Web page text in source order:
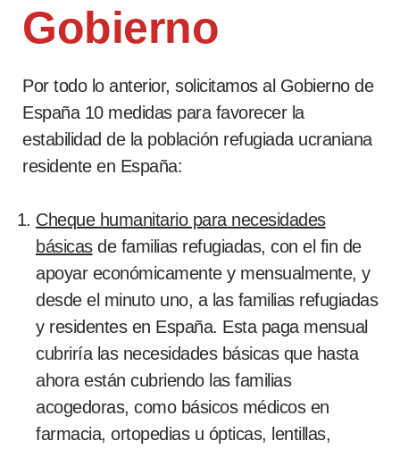
Gobierno
Por todo lo anterior, solicitamos al Gobierno de
España 10 medidas para favorecer la
estabilidad de la población refugiada ucraniana
residente en España:
Cheque humanitario para necesidades
básicasde familias refugiadas, con el fin de
apoyar económicamente y mensualmente, y
desde el minuto uno, a las familias refugiadas
y residentes en España. Esta paga mensual
cubriría las necesidades básicas que hasta
ahora están cubriendo las familias
acogedoras, como básicos médicos en
farmacia, ortopedias u ópticas, lentillas,